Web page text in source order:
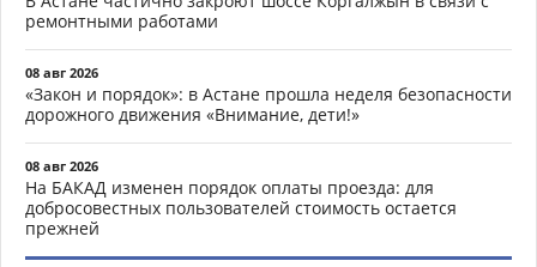
ремонтными работами
08 авг 2026
«Закон и порядок»: в Астане прошла неделя безопасности
дорожного движения «Внимание, дети!»
08 авг 2026
На БАКАД изменен порядок оплаты проезда: для
добросовестных пользователей стоимость остается
прежней